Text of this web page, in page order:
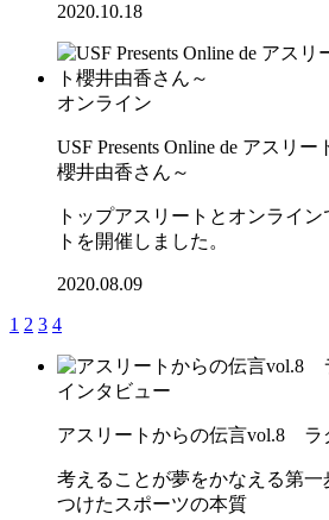
2020.10.18
オンライン
USF Presents Online de アスリ
櫻井由香さん～
トップアスリートとオンライ
トを開催しました。
2020.08.09
1 2 3 4
インタビュー
アスリートからの伝言vol.8 ラ
考えることが夢をかなえる第
つけたスポーツの本質